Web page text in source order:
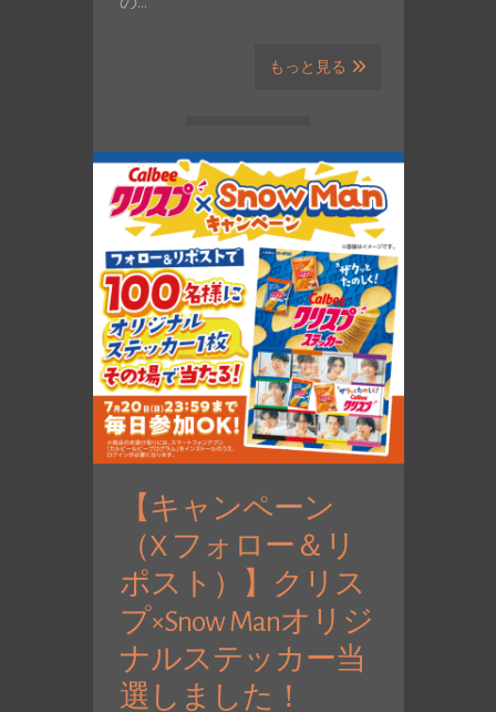
もっと見る
【キャンペーン
（X フォロー＆リ
ポスト）】クリス
プ×Snow Manオリジ
ナルステッカー当
選しました！